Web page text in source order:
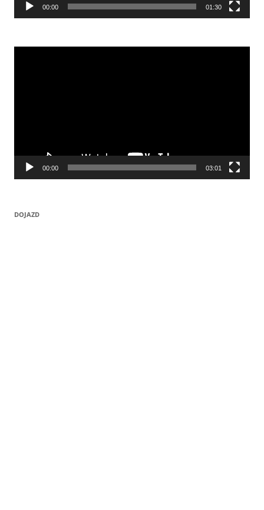
00:00 01:30
Odtwarzacz
00:00 03:01
DOJAZD